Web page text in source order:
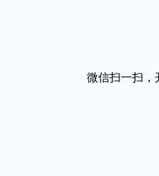
微信扫一扫，